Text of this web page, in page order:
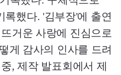
록했다. '김부장'에 출연
거운 사랑에 진심으로
게 감사의 인사를 드려
, 제작 발표회에서 제